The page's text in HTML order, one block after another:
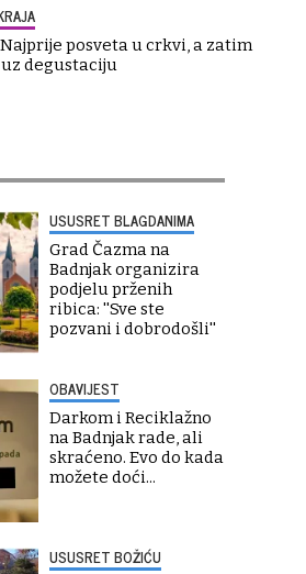
posveta u crkvi, a zatim
degustaciju
USUSRET BLAGDANIMA
Grad Čazma na
Badnjak organizira
podjelu prženih
ribica: ''Sve ste
pozvani i dobrodošli''
OBAVIJEST
Darkom i Reciklažno
na Badnjak rade, ali
skraćeno. Evo do kada
možete doći...
USUSRET BOŽIĆU